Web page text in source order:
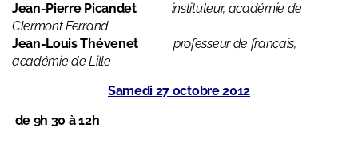
Jean-Pierre Picandet instituteur, académie de
Clermont Ferrand
Jean-Louis Thévenet
professeur de français,
académie de Lille
Samedi 27 octobre 2012
de 9h 30 à 12h